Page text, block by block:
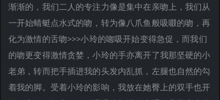
渐渐的，我们二人的专注力像是集中在亲吻上，我们从
一开始蜻蜓点水式的吻，转为像八爪鱼般吸啜的吻，再
化为激情的舌吻>>>小玲的唿吸开始变得急促，而我们
的吻更变得激情贪婪，小玲的手亦离开了我那坚硬的小
老弟，转而把手插进我的头发内乱抓，左腿也自然的勾
着我的脚。受着小玲的影响，我放在她臀上的双手也开